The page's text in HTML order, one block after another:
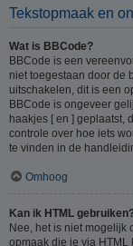
Tekstopmaak en
Wat is BBCode?
BBCode is een
niet toegestaan door de
uitschakelen, dit is een
BBCode is ongeveer
haakjes [ en ] geplaatst,
controle over hoe iets
te vinden in de
Omhoog
Kan ik HTML
Nee, het is niet mogelijk
opmaak die je via HTML